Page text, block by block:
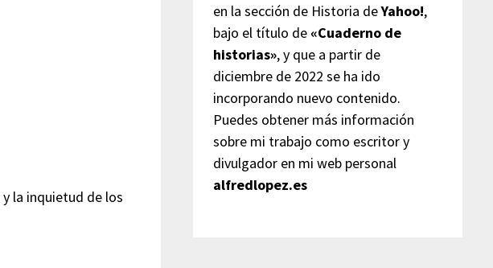
y la inquietud de los
en la sección de Historia deYahoo!,
bajo el título de «Cuaderno de
historias», y que a partir de
diciembre de 2022 se ha ido
incorporando nuevo contenido.
Puedes obtener más información
sobre mi trabajo como escritor y
divulgador en mi web personal
alfredlopez.es